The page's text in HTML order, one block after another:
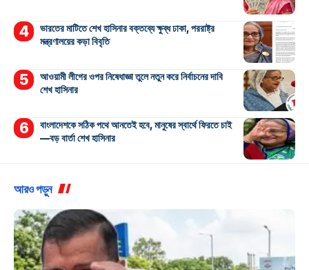
ভারতের মাটিতে শেখ হাসিনার বক্তব্যে ক্ষুব্ধ ঢাকা, পররাষ্ট্র
মন্ত্রণালয়ের কড়া বিবৃতি
আওয়ামী লীগের ওপর নিষেধাজ্ঞা তুলে নতুন করে নির্বাচনের দাবি
শেখ হাসিনার
বাংলাদেশকে সঠিক পথে আনতেই হবে, মানুষের স্বার্থে ফিরতে চাই
—বড় বার্তা শেখ হাসিনার
আরও পড়ুন